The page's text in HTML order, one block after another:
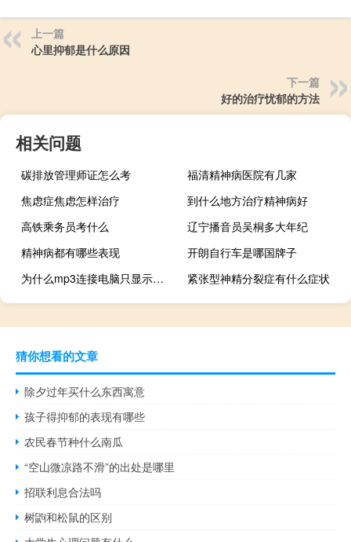
上一篇
心里抑郁是什么原因
下一篇
好的治疗忧郁的方法
相关问题
碳排放管理师证怎么考
福清精神病医院有几家
焦虑症焦虑怎样治疗
到什么地方治疗精神病好
高铁乘务员考什么
辽宁播音员吴桐多大年纪
精神病都有哪些表现
开朗自行车是哪国牌子
为什么mp3连接电脑只显示充电（为什么mp3连接电脑只显示充电）
紧张型神精分裂症有什么症状
猜你想看的文章
除夕过年买什么东西寓意
孩子得抑郁的表现有哪些
农民春节种什么南瓜
“空山微凉路不滑”的出处是哪里
招联利息合法吗
树鼩和松鼠的区别